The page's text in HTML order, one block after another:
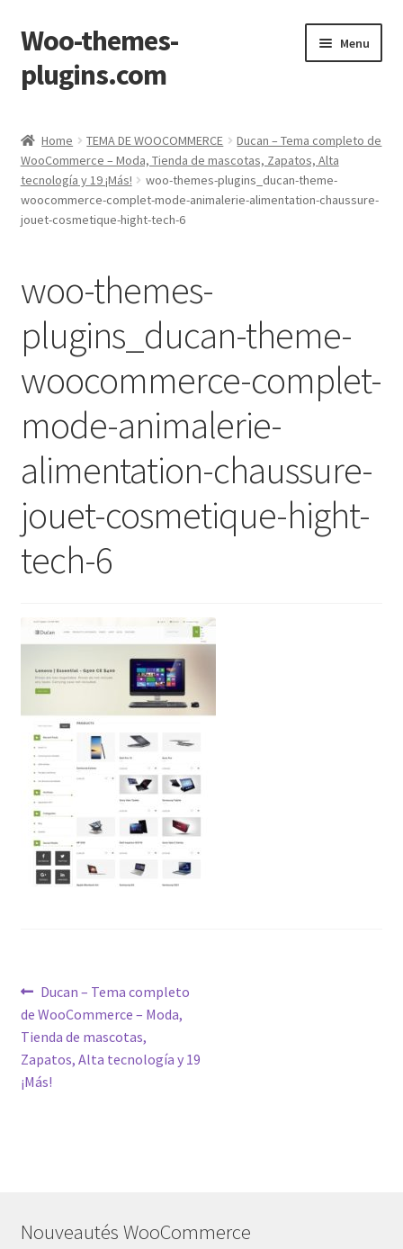
Skip
to
navigation
Skip
to
content
Woo-themes-
plugins.com
Menu
Home TEMA DE WOOCOMMERCE
Ducan – Tema completo de
WooCommerce – Moda, Tienda de mascotas, Zapatos, Alta
tecnología y 19 ¡Más!
woo-themes-plugins_ducan-theme-
woocommerce-complet-mode-animalerie-alimentation-chaussure-
jouet-cosmetique-hight-tech-6
woo-themes-
plugins_ducan-theme-
woocommerce-complet-
mode-animalerie-
alimentation-chaussure-
jouet-cosmetique-hight-
tech-6
Post
navigation
Previous
post:
Ducan – Tema completo
de WooCommerce – Moda,
Tienda de mascotas,
Zapatos, Alta tecnología y 19
¡Más!
Nouveautés WooCommerce